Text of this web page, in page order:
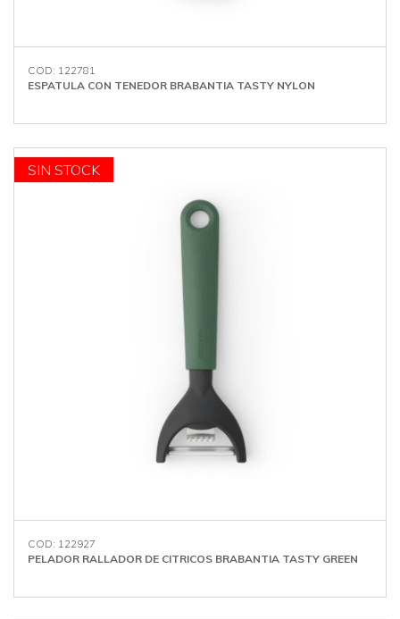
COD: 122781
ESPATULA CON TENEDOR BRABANTIA TASTY NYLON
SIN STOCK
COD: 122927
PELADOR RALLADOR DE CITRICOS BRABANTIA TASTY GREEN